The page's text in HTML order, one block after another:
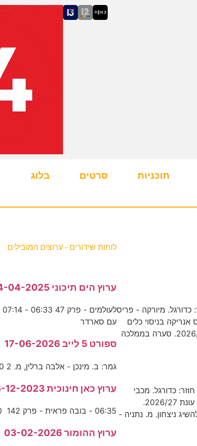
תוכניות סרטים בלוג
- 07:50 שידור חוזר: כדורגל. מיורקה - פריס
בניסוי כלים
במחנה האימונים בספרד, לקראת עונת 2026/27. סערה בממלכה
06:00 - 07:50 שידור חוזר: כדורגל. מכבי
חיפה - עירוני טבריה, גביע הטוטו, מחזור 4, עונת 2026/27.
ניצחון. מ. נתניה -
לוחות שידורים - ערוצים המובילים
ערוץ הים תיכוני 14-04-2025
עם סארדר
ספורט 5 לייב 17-06-2026
גמר: ב. מינכן - אלבה ברלין, מ. 2 06:00 - 07:20 שידור חוזר:
ערוץ כאן חינוכית 16-12-2023
06:35 - בובה פראית - פרק 142 07:30 - בובה פראית - פרק
ערוץ ההומור 03-02-2026